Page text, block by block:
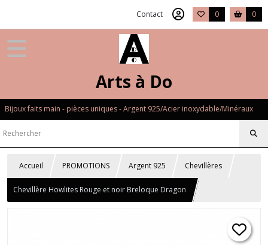
Contact 0 0
Arts à Do
Bijoux faits main - pièces uniques - Argent 925/Acier inoxydable/Minéraux
Accueil PROMOTIONS Argent 925 Chevillères
Chevillère Howlites Rouge et noir Breloque Dragon